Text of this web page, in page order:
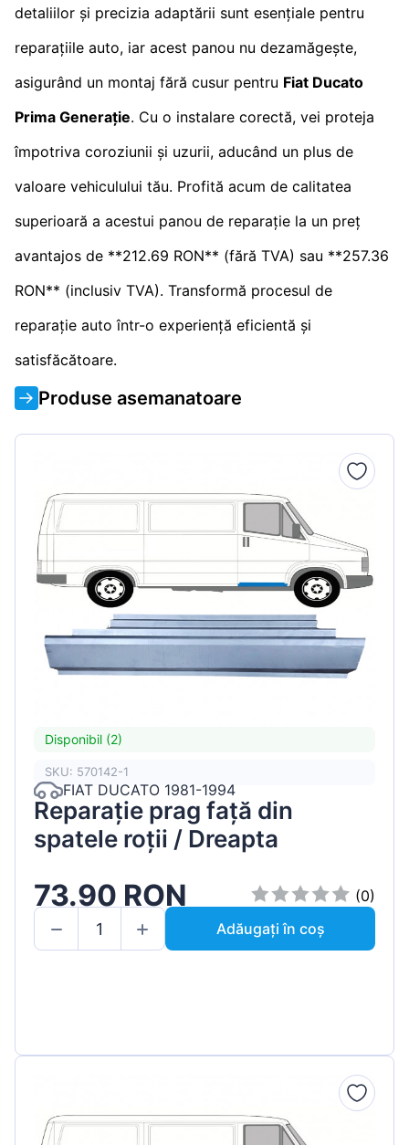
detaliilor și precizia adaptării sunt esențiale pentru
reparațiile auto, iar acest panou nu dezamăgește,
asigurând un montaj fără cusur pentru Fiat Ducato
Prima Generație. Cu o instalare corectă, vei proteja
împotriva coroziunii și uzurii, aducând un plus de
valoare vehiculului tău. Profită acum de calitatea
superioară a acestui panou de reparație la un preț
avantajos de **212.69 RON** (fără TVA) sau **257.36
RON** (inclusiv TVA). Transformă procesul de
reparație auto într-o experiență eficientă și
satisfăcătoare.
Produse asemanatoare
Disponibil (2)
SKU: 570142-1
FIAT DUCATO 1981-1994
Reparație prag față din
spatele roții / Dreapta
73.90 RON
(0)
Adăugați în coș